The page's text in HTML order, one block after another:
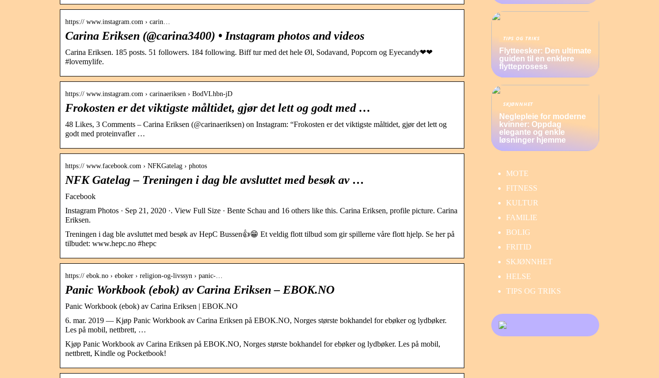
https:// www.instagram.com › carin…
Carina Eriksen (@carina3400) • Instagram photos and videos
Carina Eriksen. 185 posts. 51 followers. 184 following. Biff tur med det hele Øl, Sodavand, Popcorn og Eyecandy❤❤
#lovemylife.
https:// www.instagram.com › carinaeriksen › BodVLhbn-jD
Frokosten er det viktigste måltidet, gjør det lett og godt med …
48 Likes, 3 Comments – Carina Eriksen (@carinaeriksen) on Instagram: “Frokosten er det viktigste måltidet, gjør det lett og
godt med proteinvafler …
https:// www.facebook.com › NFKGatelag › photos
NFK Gatelag – Treningen i dag ble avsluttet med besøk av …
Facebook
Instagram Photos · Sep 21, 2020 ·. View Full Size · Bente Schau and 16 others like this. Carina Eriksen, profile picture. Carina
Eriksen.
Treningen i dag ble avsluttet med besøk av HepC Bussen👍😁 Et veldig flott tilbud som gir spillerne våre flott hjelp. Se her på
tilbudet: www.hepc.no #hepc
https:// ebok.no › eboker › religion-og-livssyn › panic-…
Panic Workbook (ebok) av Carina Eriksen – EBOK.NO
Panic Workbook (ebok) av Carina Eriksen | EBOK.NO
6. mar. 2019 — Kjøp Panic Workbook av Carina Eriksen på EBOK.NO, Norges største bokhandel for ebøker og lydbøker.
Les på mobil, nettbrett, …
Kjøp Panic Workbook av Carina Eriksen på EBOK.NO, Norges største bokhandel for ebøker og lydbøker. Les på mobil,
nettbrett, Kindle og Pocketbook!
TIPS OG TRIKS
Flytteesker: Den ultimate
guiden til en enklere
flytteprosess
SKJØNNHET
Neglepleie for moderne
kvinner: Oppdag
elegante og enkle
løsninger hjemme
MOTE
FITNESS
KULTUR
FAMILIE
BOLIG
FRITID
SKJØNNHET
HELSE
TIPS OG TRIKS